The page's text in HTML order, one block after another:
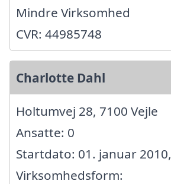
Mindre Virksomhed
CVR: 44985748
Charlotte Dahl
Holtumvej 28, 7100 Vejle
Ansatte: 0
Startdato: 01. januar 2010,
Virksomhedsform: